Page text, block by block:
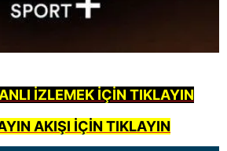
İZLEMEK İÇİN TIKLAYIN
AKIŞI İÇİN TIKLAYIN